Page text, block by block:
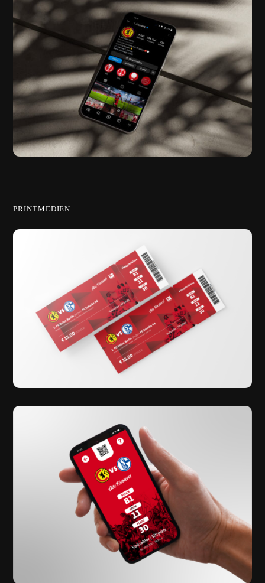
PRINTMEDIEN